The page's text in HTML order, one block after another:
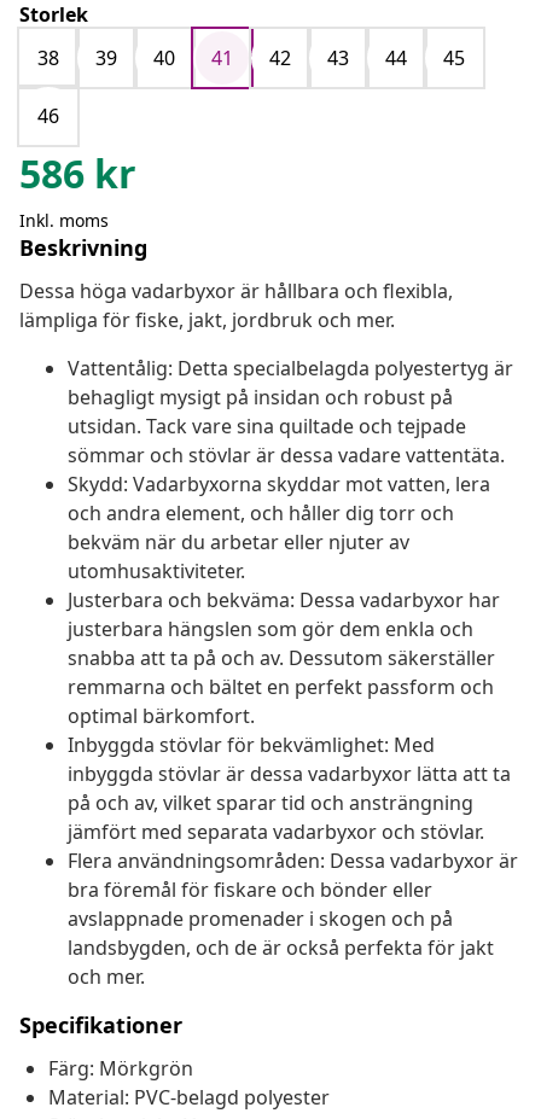
Storlek
38
39 40 41 42 43 44 45
46
586 kr
Inkl. moms
Beskrivning
Dessa höga vadarbyxor är hållbara och flexibla,
lämpliga för fiske, jakt, jordbruk och mer.
Vattentålig: Detta specialbelagda polyestertyg är
behagligt mysigt på insidan och robust på
utsidan. Tack vare sina quiltade och tejpade
sömmar och stövlar är dessa vadare vattentäta.
Skydd: Vadarbyxorna skyddar mot vatten, lera
och andra element, och håller dig torr och
bekväm när du arbetar eller njuter av
utomhusaktiviteter.
Justerbara och bekväma: Dessa vadarbyxor har
justerbara hängslen som gör dem enkla och
snabba att ta på och av. Dessutom säkerställer
remmarna och bältet en perfekt passform och
optimal bärkomfort.
Inbyggda stövlar för bekvämlighet: Med
inbyggda stövlar är dessa vadarbyxor lätta att ta
på och av, vilket sparar tid och ansträngning
jämfört med separata vadarbyxor och stövlar.
Flera användningsområden: Dessa vadarbyxor är
bra föremål för fiskare och bönder eller
avslappnade promenader i skogen och på
landsbygden, och de är också perfekta för jakt
och mer.
Specifikationer
Färg: Mörkgrön
Material: PVC-belagd polyester